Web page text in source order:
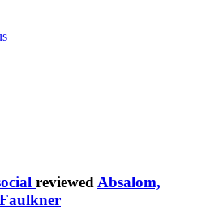
reviewed Absalom,